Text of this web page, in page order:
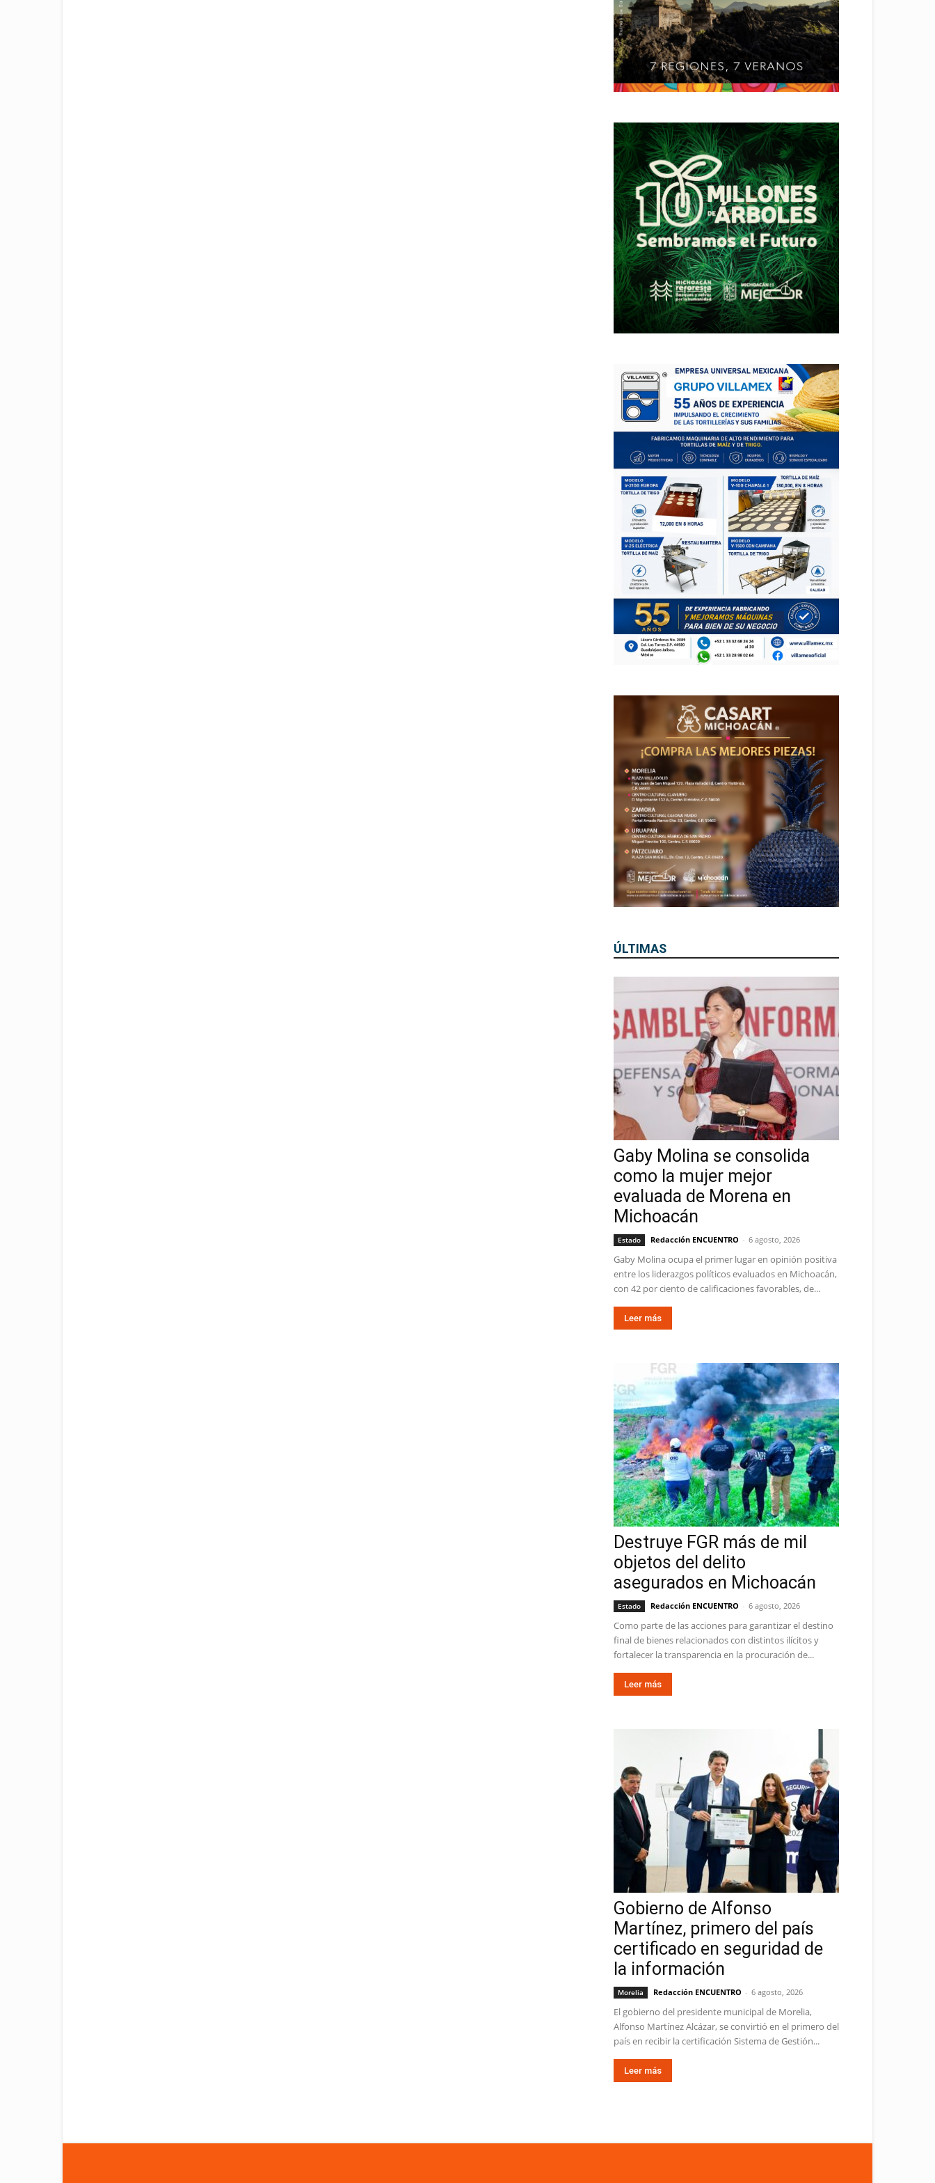
ÚLTIMAS
Gaby Molina se consolida
como la mujer mejor
evaluada de Morena en
Michoacán
Estado Redacción ENCUENTRO - 6 agosto, 2026
Gaby Molina ocupa el primer lugar en opinión positiva
entre los liderazgos políticos evaluados en Michoacán,
con 42 por ciento de calificaciones favorables, de...
Leer más
Destruye FGR más de mil
objetos del delito
asegurados en Michoacán
Estado Redacción ENCUENTRO - 6 agosto, 2026
Como parte de las acciones para garantizar el destino
final de bienes relacionados con distintos ilícitos y
fortalecer la transparencia en la procuración de...
Leer más
Gobierno de Alfonso
Martínez, primero del país
certificado en seguridad de
la información
Morelia Redacción ENCUENTRO - 6 agosto, 2026
El gobierno del presidente municipal de Morelia,
Alfonso Martínez Alcázar, se convirtió en el primero del
país en recibir la certificación Sistema de Gestión...
Leer más